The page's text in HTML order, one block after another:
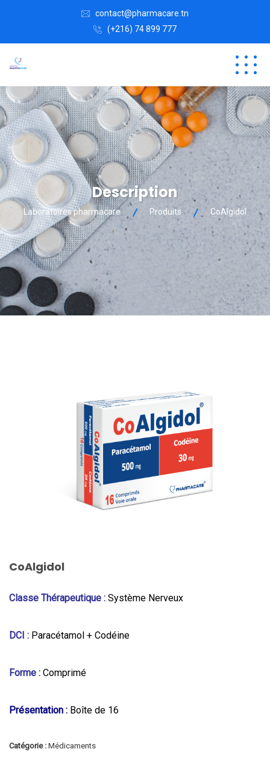
contact@pharmacare.tn
(+216) 74 899 777
Description
Laboratoires pharmacare Produits CoAlgidol
CoAlgidol
Classe Thérapeutique : Système Nerveux
DCI : Paracétamol + Codéine
Forme : Comprimé
Présentation : Boîte de 16
Catégorie : Médicaments